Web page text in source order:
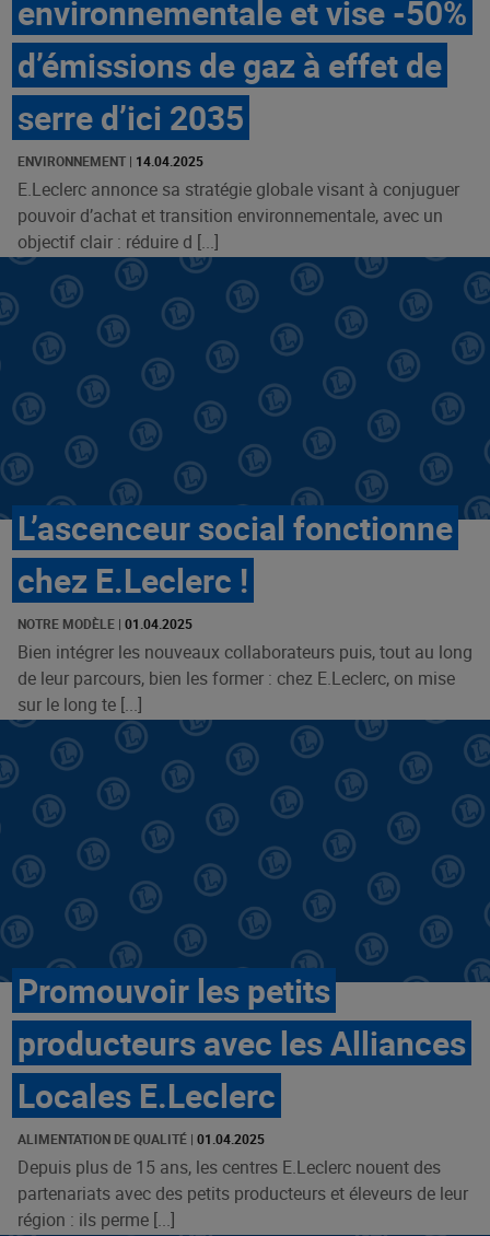
environnementale et vise -50%
d’émissions de gaz à effet de
serre d’ici 2035
ENVIRONNEMENT | 14.04.2025
E.Leclerc annonce sa stratégie globale visant à conjuguer
pouvoir d’achat et transition environnementale, avec un
objectif clair : réduire d [...]
L’ascenceur social fonctionne
chez E.Leclerc !
NOTRE MODÈLE | 01.04.2025
Bien intégrer les nouveaux collaborateurs puis, tout au long
de leur parcours, bien les former : chez E.Leclerc, on mise
sur le long te [...]
Promouvoir les petits
producteurs avec les Alliances
Locales E.Leclerc
ALIMENTATION DE QUALITÉ | 01.04.2025
Depuis plus de 15 ans, les centres E.Leclerc nouent des
partenariats avec des petits producteurs et éleveurs de leur
région : ils perme [...]